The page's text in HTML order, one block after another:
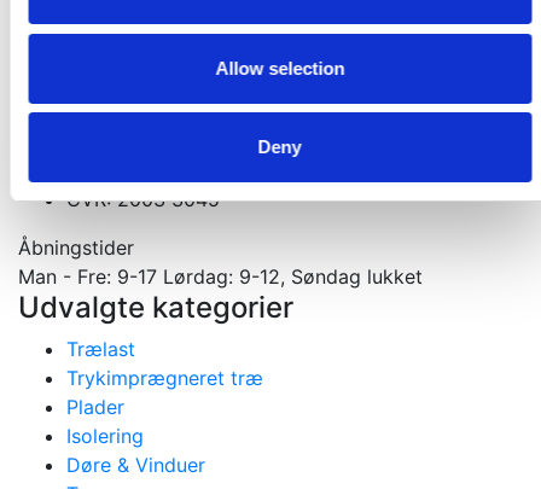
Allow selection
Deny
Materialer til nybygning, ombygning og tilbygning
Gejlhavegård 13 b - 6000 Kolding
CVR: 2003 3045
Åbningstider
Man - Fre: 9-17 Lørdag: 9-12, Søndag lukket
Udvalgte kategorier
Trælast
Trykimprægneret træ
Plader
Isolering
Døre & Vinduer